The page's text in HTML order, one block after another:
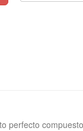
perfecto